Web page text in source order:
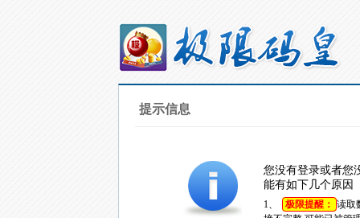
提示信息
您没有登录或者您
能有如下几个原因
1、 极限提醒： 读取